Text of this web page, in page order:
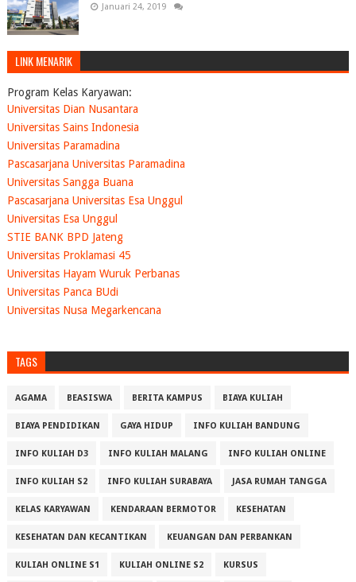
Januari 24, 2019
LINK MENARIK
Program Kelas Karyawan:
Universitas Dian Nusantara
Universitas Sains Indonesia
Universitas Paramadina
Pascasarjana Universitas Paramadina
Universitas Sangga Buana
Pascasarjana Universitas Esa Unggul
Universitas Esa Unggul
STIE BANK BPD Jateng
Universitas Proklamasi 45
Universitas Hayam Wuruk Perbanas
Universitas Panca BUdi
Universitas Nusa Megarkencana
TAGS
AGAMA BEASISWA BERITA KAMPUS BIAYA KULIAH
BIAYA PENDIDIKAN GAYA HIDUP INFO KULIAH BANDUNG
INFO KULIAH D3 INFO KULIAH MALANG INFO KULIAH ONLINE
INFO KULIAH S2 INFO KULIAH SURABAYA JASA RUMAH TANGGA
KELAS KARYAWAN KENDARAAN BERMOTOR KESEHATAN
KESEHATAN DAN KECANTIKAN KEUANGAN DAN PERBANKAN
KULIAH ONLINE S1 KULIAH ONLINE S2 KURSUS